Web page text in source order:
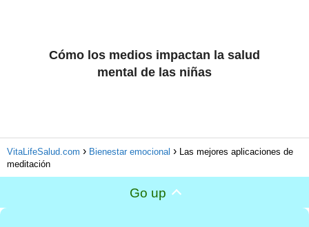
Cómo los medios impactan la salud
mental de las niñas
VitaLifeSalud.com Bienestar emocional
Las mejores aplicaciones de
meditación
Go up